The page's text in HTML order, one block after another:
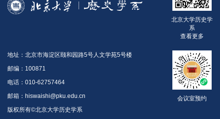
北京大学历史学
系
查看更多
地址：北京市海淀区颐和园路5号人文学苑5号楼
邮编：100871
电话：010-62757464
邮箱：hiswaishi@pku.edu.cn
版权所有©北京大学历史学系
会议室预约